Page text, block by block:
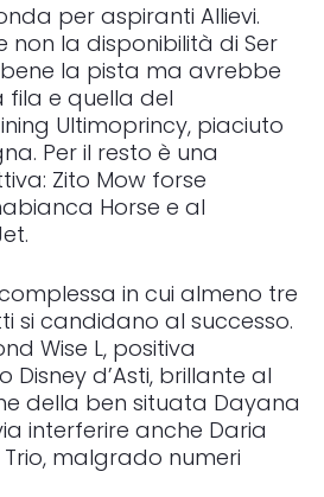
per aspiranti Allievi.
non la disponibilità di Ser
la pista ma avrebbe
e quella del
Ultimoprincy, piaciuto
Per il resto è una
Zito Mow forse
Horse e al
in cui almeno tre
si candidano al successo.
Wise L, positiva
Disney d’Asti, brillante al
della ben situata Dayana
interferire anche Daria
Trio, malgrado numeri